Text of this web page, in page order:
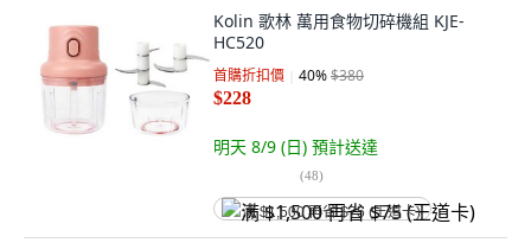
Kolin 歌林 萬用食物切碎機組 KJE-
HC520
首購折扣價 40%$380
$228
明天 8/9 (日) 預計送達
(48)
满 $1,500 再省 $75 (王道卡)